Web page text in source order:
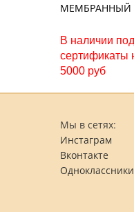
МЕМБРАННЫЙ
В наличии
сертификаты
5000 руб
Мы в сетях:
Инстаграм
Вконтакте
Одноклассники